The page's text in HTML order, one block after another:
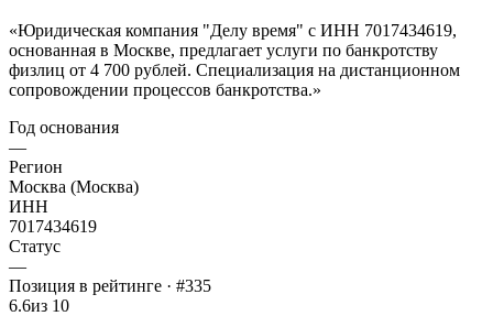
«Юридическая компания "Делу время" с ИНН 7017434619,
основанная в Москве, предлагает услуги по банкротству
физлиц от 4 700 рублей. Специализация на дистанционном
сопровождении процессов банкротства.»
Год основания
—
Регион
Москва (Москва)
ИНН
7017434619
Статус
—
Позиция в рейтинге · #335
6.6из 10